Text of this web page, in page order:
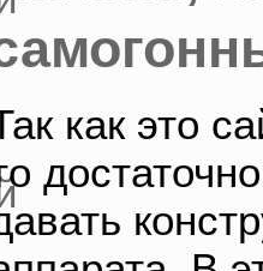
как это